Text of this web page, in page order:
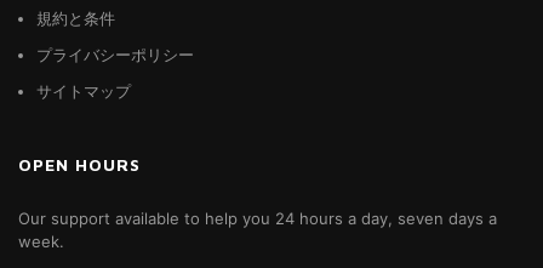
規約と条件
プライバシーポリシー
サイトマップ
OPEN HOURS
Our support available to help you 24 hours a day, seven days a
week.